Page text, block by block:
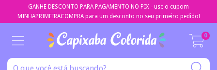
GANHE DESCONTO PARA PAGAMENTO NO PIX - use o cupom
MINHAPRIMEIRACOMPRA para um desconto no seu primeiro pedido!
0